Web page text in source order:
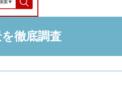
徹底調査